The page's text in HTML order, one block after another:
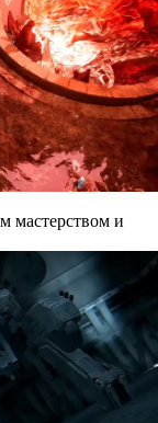
мастерством и